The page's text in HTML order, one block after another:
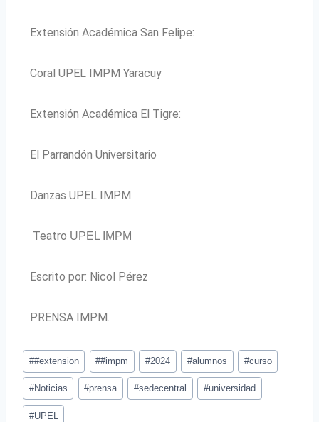
Extensión Académica San Felipe:
Coral UPEL IMPM Yaracuy
Extensión Académica El Tigre:
El Parrandón Universitario
Danzas UPEL IMPM
Teatro UPEL IMPM
Escrito por: Nicol Pérez
PRENSA IMPM.
##extension ##impm #2024 #alumnos #curso
#Noticias #prensa #sedecentral #universidad
#UPEL